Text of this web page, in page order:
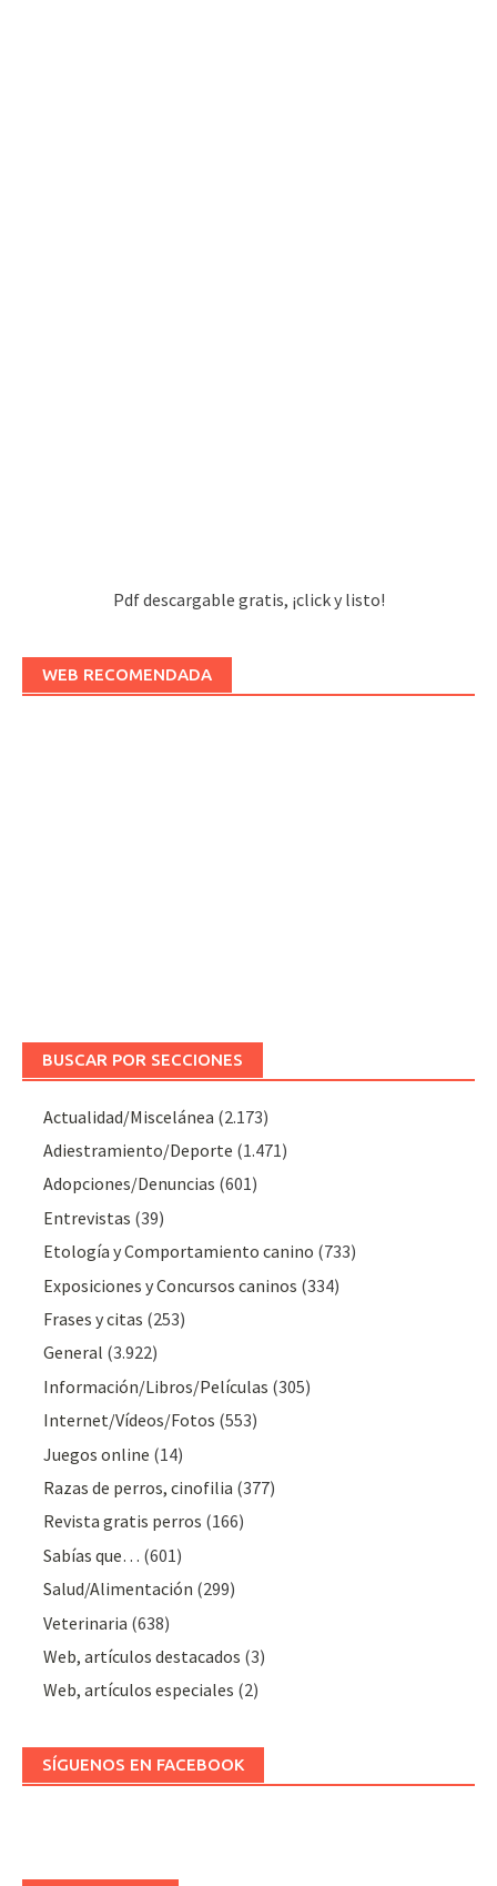
Pdf descargable gratis, ¡click y listo!
WEB RECOMENDADA
BUSCAR POR SECCIONES
Actualidad/Miscelánea (2.173)
Adiestramiento/Deporte (1.471)
Adopciones/Denuncias (601)
Entrevistas (39)
Etología y Comportamiento canino (733)
Exposiciones y Concursos caninos (334)
Frases y citas (253)
General (3.922)
Información/Libros/Películas (305)
Internet/Vídeos/Fotos (553)
Juegos online (14)
Razas de perros, cinofilia (377)
Revista gratis perros (166)
Sabías que… (601)
Salud/Alimentación (299)
Veterinaria (638)
Web, artículos destacados (3)
Web, artículos especiales (2)
SÍGUENOS EN FACEBOOK